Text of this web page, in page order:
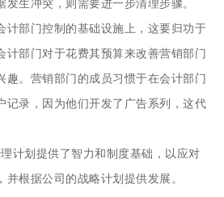
发生冲突，则需要进一步清理步骤。
计部门控制的基础设施上，这要归功于
计部门对于花费其预算来改善营销部门
趣。营销部门的成员习惯于在会计部门
记录，因为他们开发了广告系列，这代
划提供了智力和制度基础，以应对
根据公司的战略计划提供发展。